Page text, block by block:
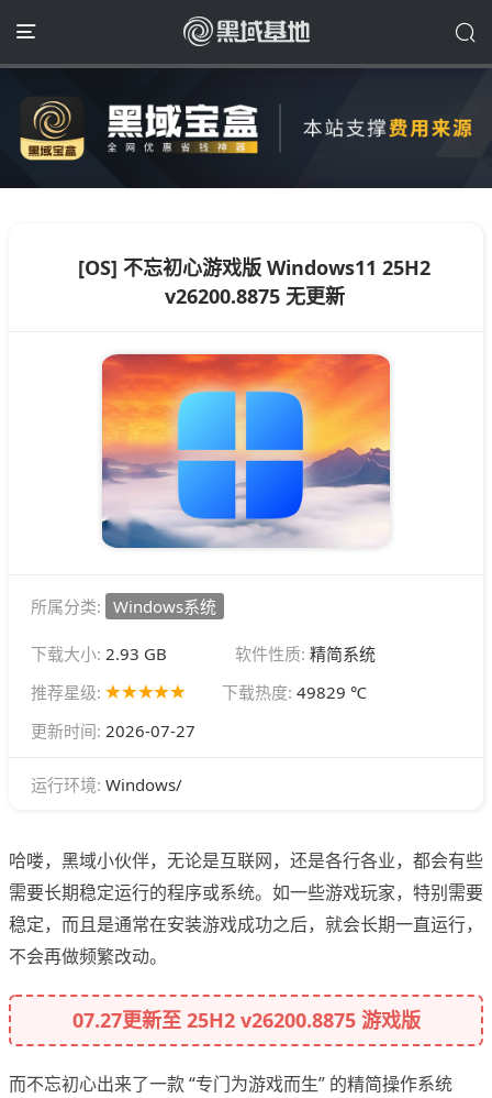
[OS] 不忘初心游戏版 Windows11 25H2
v26200.8875 无更新
所属分类: Windows系统
下载大小: 2.93 GB 软件性质: 精简系统
推荐星级:
下载热度: 49829 ℃
更新时间: 2026-07-27
运行环境: Windows/
哈喽，黑域小伙伴，无论是互联网，还是各行各业，都会有些
需要长期稳定运行的程序或系统。如一些游戏玩家，特别需要
稳定，而且是通常在安装游戏成功之后，就会长期一直运行，
不会再做频繁改动。
07.27更新至 25H2 v26200.8875 游戏版
而不忘初心出来了一款 “专门为游戏而生” 的精简操作系统